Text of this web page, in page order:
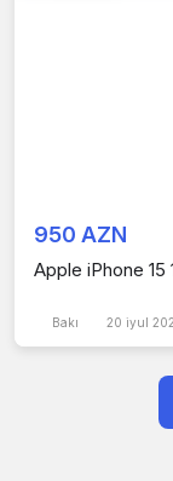
950 AZN
Apple iPhone 15
Bakı 20 iyul